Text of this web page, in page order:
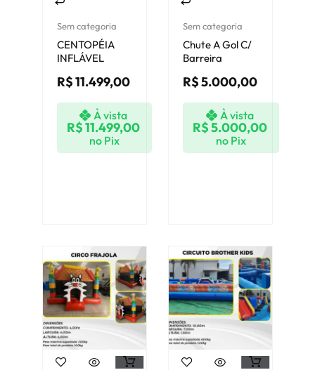
Sem categoria
CENTOPÉIA
INFLÁVEL
R$11.499,00
À vista
R$11.499,00
no Pix
Sem categoria
Chute A Gol C/
Barreira
R$5.000,00
À vista
R$5.000,00
no Pix